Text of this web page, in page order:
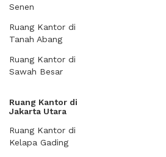
Senen
Ruang Kantor di
Tanah Abang
Ruang Kantor di
Sawah Besar
Ruang Kantor di
Jakarta Utara
Ruang Kantor di
Kelapa Gading